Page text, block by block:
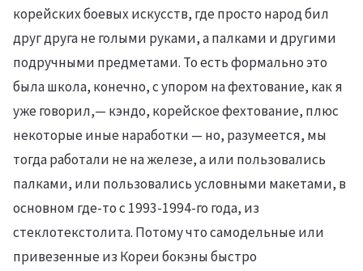
корейских боевых искусств, где просто народ бил
друг друга не голыми руками, а палками и другими
подручными предметами. То есть формально это
была школа, конечно, с упором на фехтование, как я
уже говорил,— кэндо, корейское фехтование, плюс
некоторые иные наработки — но, разумеется, мы
тогда работали не на железе, а или пользовались
палками, или пользовались условными макетами, в
основном где-то с 1993-1994-го года, из
стеклотекстолита. Потому что самодельные или
привезенные из Кореи бокэны быстро